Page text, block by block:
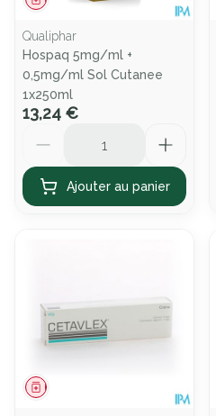
Qualiphar
Hospaq 5mg/ml +
0,5mg/ml Sol Cutanee
1x250ml
13,24 €
Ajouter au panier
Médicament